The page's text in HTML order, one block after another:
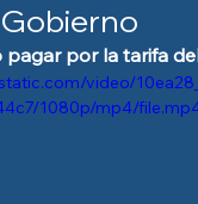
pagar por la tarifa
video/
1080p/mp4/